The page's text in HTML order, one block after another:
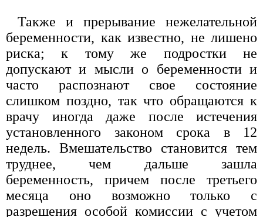
Также и прерывание нежелательной
беременности, как известно, не лишено
риска; к тому же подростки не
допускают и мысли о беременности и
часто распознают свое состояние
слишком поздно, так что обращаются к
врачу иногда даже после истечения
установленного законом срока в 12
недель. Вмешательство становится тем
труднее, чем дальше зашла
беременность, причем после третьего
месяца оно возможно только с
разрешения особой комиссии с учетом